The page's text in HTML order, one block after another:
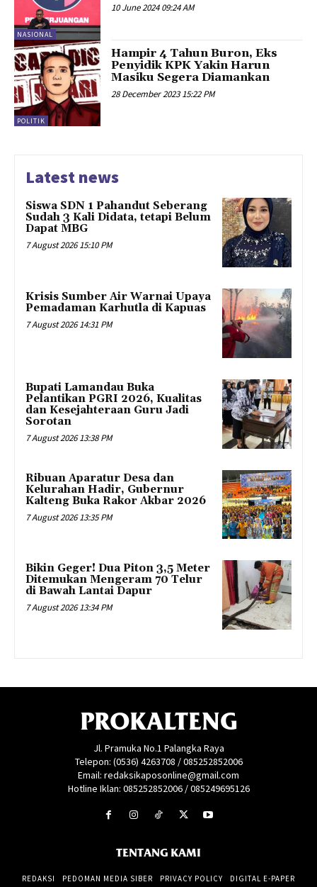
NASIONAL
10 June 2024 09:24 AM
POLITIK
Hampir 4 Tahun Buron, Eks
Penyidik KPK Yakin Harun
Masiku Segera Diamankan
28 December 2023 15:22 PM
Latest news
Siswa SDN 1 Pahandut Seberang
Sudah 3 Kali Didata, tetapi Belum
Dapat MBG
7 August 2026 15:10 PM
Krisis Sumber Air Warnai Upaya
Pemadaman Karhutla di Kapuas
7 August 2026 14:31 PM
Bupati Lamandau Buka
Pelantikan PGRI 2026, Kualitas
dan Kesejahteraan Guru Jadi
Sorotan
7 August 2026 13:38 PM
Ribuan Aparatur Desa dan
Kelurahan Hadir, Gubernur
Kalteng Buka Rakor Akbar 2026
7 August 2026 13:35 PM
Bikin Geger! Dua Piton 3,5 Meter
Ditemukan Mengeram 70 Telur
di Bawah Lantai Dapur
7 August 2026 13:34 PM
PROKALTENG
Jl. Pramuka No.1 Palangka Raya
Telepon: (0536) 4263708 / 085252852006
Email: redaksikaposonline@gmail.com
Hotline Iklan: 085252852006 / 085249695126
TENTANG KAMI
REDAKSI PEDOMAN MEDIA SIBER PRIVACY POLICY DIGITAL E-PAPER